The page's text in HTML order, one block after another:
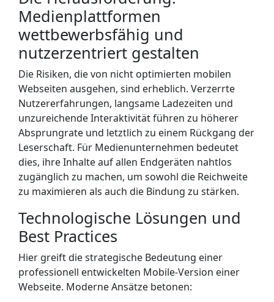
Medienplattformen
wettbewerbsfähig und
nutzerzentriert gestalten
Die Risiken, die von nicht optimierten mobilen
Webseiten ausgehen, sind erheblich. Verzerrte
Nutzererfahrungen, langsame Ladezeiten und
unzureichende Interaktivität führen zu höherer
Absprungrate und letztlich zu einem Rückgang der
Leserschaft. Für Medienunternehmen bedeutet
dies, ihre Inhalte auf allen Endgeräten nahtlos
zugänglich zu machen, um sowohl die Reichweite
zu maximieren als auch die Bindung zu stärken.
Technologische Lösungen und
Best Practices
Hier greift die strategische Bedeutung einer
professionell entwickelten Mobile-Version einer
Webseite. Moderne Ansätze betonen: